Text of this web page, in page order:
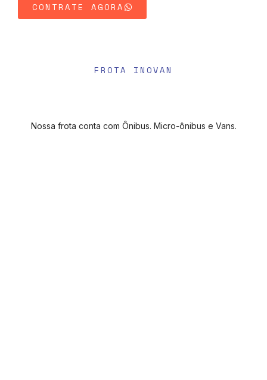
CONTRATE AGORA
FROTA INOVAN
Nossa frota conta com Ônibus. Micro-ônibus e Vans.